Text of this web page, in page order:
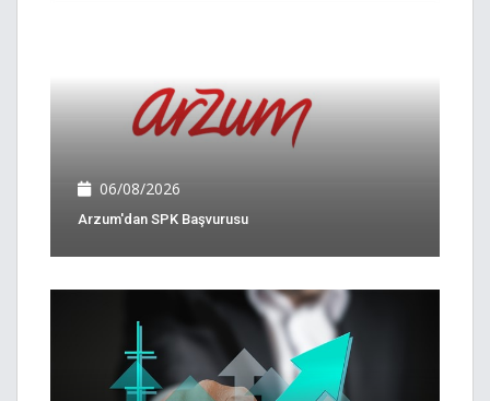
06/08/2026
Arzum'dan SPK Başvurusu